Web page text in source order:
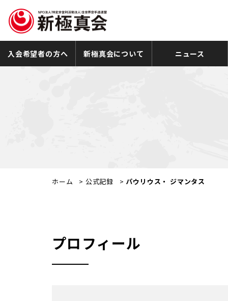
入会希望者の方へ 新極真会について ニュース
ホーム > 公式記録 > パウリウス・ ジマンタス
プロフィール